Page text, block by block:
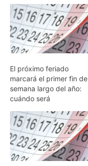
El próximo feriado
marcará el primer fin de
semana largo del año:
cuándo será